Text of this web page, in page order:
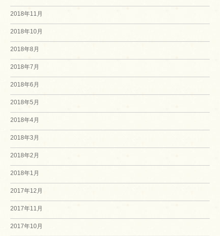
2018年11月
2018年10月
2018年8月
2018年7月
2018年6月
2018年5月
2018年4月
2018年3月
2018年2月
2018年1月
2017年12月
2017年11月
2017年10月